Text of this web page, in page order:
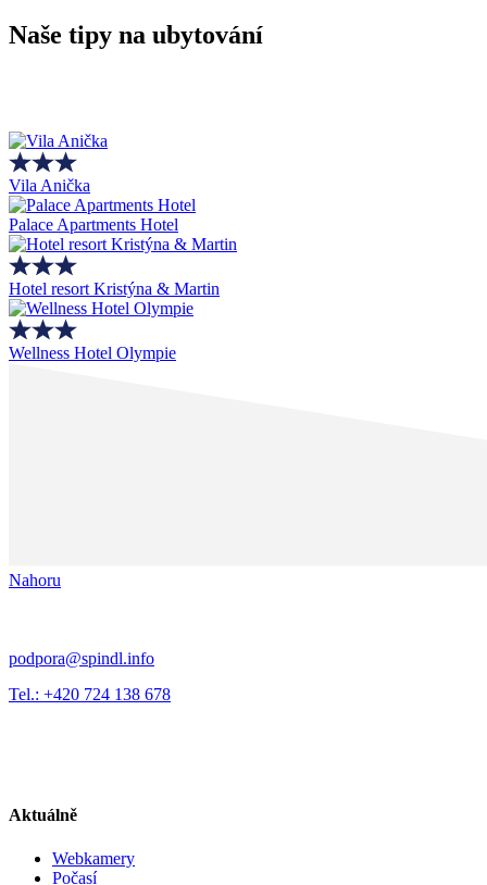
Naše tipy na ubytování
Vila Anička
Palace Apartments Hotel
Hotel resort Kristýna & Martin
Wellness Hotel Olympie
Nahoru
podpora@spindl.info
Tel.: +420 724 138 678
Aktuálně
Webkamery
Počasí